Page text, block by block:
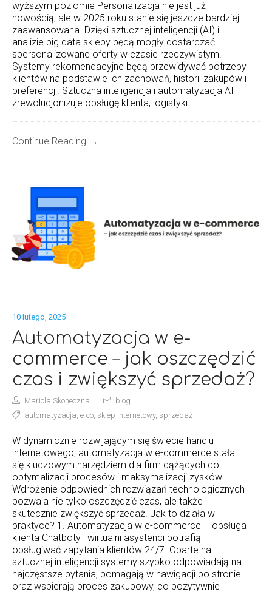
wyższym poziomie Personalizacja nie jest już
nowością, ale w 2025 roku stanie się jeszcze bardziej
zaawansowana. Dzięki sztucznej inteligencji (AI) i
analizie big data sklepy będą mogły dostarczać
spersonalizowane oferty w czasie rzeczywistym.
Systemy rekomendacyjne będą przewidywać potrzeby
klientów na podstawie ich zachowań, historii zakupów i
preferencji. Sztuczna inteligencja i automatyzacja AI
zrewolucjonizuje obsługę klienta, logistyki…
Continue Reading →
10 lutego, 2025
Automatyzacja w e-
commerce – jak oszczędzić
czas i zwiększyć sprzedaż?
Mariola Skoneczna
blog
automatyzacja e-co, sklep internetowy, sprzedaż
W dynamicznie rozwijającym się świecie handlu
internetowego, automatyzacja w e-commerce stała
się kluczowym narzędziem dla firm dążących do
optymalizacji procesów i maksymalizacji zysków.
Wdrożenie odpowiednich rozwiązań technologicznych
pozwala nie tylko oszczędzić czas, ale także
skutecznie zwiększyć sprzedaż. Jak to działa w
praktyce? 1. Automatyzacja w e-commerce – obsługa
klienta Chatboty i wirtualni asystenci potrafią
obsługiwać zapytania klientów 24/7. Oparte na
sztucznej inteligencji systemy szybko odpowiadają na
najczęstsze pytania, pomagają w nawigacji po stronie
oraz wspierają proces zakupowy, co pozytywnie